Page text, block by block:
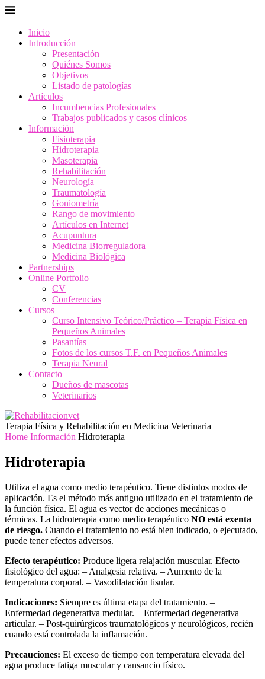
Inicio
Introducción
Presentación
Quiénes Somos
Objetivos
Listado de patologías
Artículos
Incumbencias Profesionales
Trabajos publicados y casos clínicos
Información
Fisioterapia
Hidroterapia
Masoterapia
Rehabilitación
Neurología
Traumatología
Goniometría
Rango de movimiento
Artículos en Internet
Acupuntura
Medicina Biorreguladora
Medicina Biológica
Partnerships
Online Portfolio
CV
Conferencias
Cursos
Curso Intensivo Teórico/Práctico – Terapia Física en
Pequeños Animales
Pasantías
Fotos de los cursos T.F. en Pequeños Animales
Terapia Neural
Contacto
Dueños de mascotas
Veterinarios
Terapia Física y Rehabilitación en Medicina Veterinaria
Home Información Hidroterapia
Hidroterapia
Utiliza el agua como medio terapéutico. Tiene distintos modos de
aplicación. Es el método más antiguo utilizado en el tratamiento de
la función física. El agua es vector de acciones mecánicas o
térmicas. La hidroterapia como medio terapéutico NO está exenta
de riesgo. Cuando el tratamiento no está bien indicado, o ejecutado,
puede tener efectos adversos.
Efecto terapéutico: Produce ligera relajación muscular. Efecto
fisiológico del agua: – Analgesia relativa. – Aumento de la
temperatura corporal. – Vasodilatación tisular.
Indicaciones: Siempre es última etapa del tratamiento. –
Enfermedad degenerativa medular. – Enfermedad degenerativa
articular. – Post-quirúrgicos traumatológicos y neurológicos, recién
cuando está controlada la inflamación.
Precauciones: El exceso de tiempo con temperatura elevada del
agua produce fatiga muscular y cansancio físico.